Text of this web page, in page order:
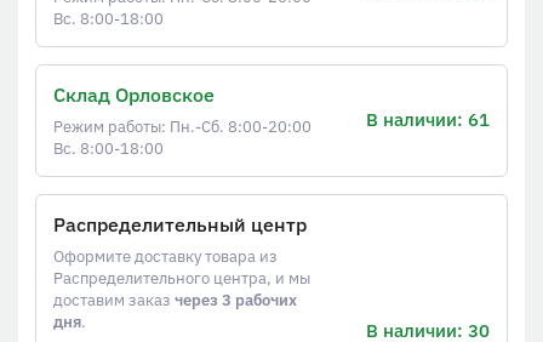
Вс. 8:00-18:00
Склад Орловское
Режим работы: Пн.-Сб. 8:00-20:00
Вс. 8:00-18:00
В наличии: 61
Распределительный центр
Оформите доставку товара из
Распределительного центра, и мы
доставим заказ через 3 рабочих
дня.
В наличии: 30